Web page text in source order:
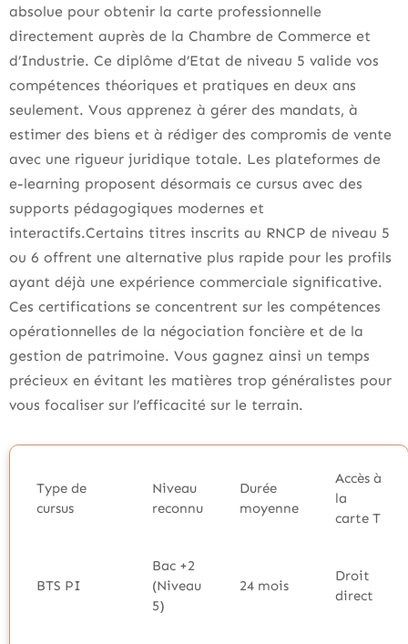
absolue pour obtenir la carte professionnelle
directement auprès de la Chambre de Commerce et
d’Industrie. Ce diplôme d’Etat de niveau 5 valide vos
compétences théoriques et pratiques en deux ans
seulement. Vous apprenez à gérer des mandats, à
estimer des biens et à rédiger des compromis de vente
avec une rigueur juridique totale. Les plateformes de
e-learning proposent désormais ce cursus avec des
supports pédagogiques modernes et
interactifs.Certains titres inscrits au RNCP de niveau 5
ou 6 offrent une alternative plus rapide pour les profils
ayant déjà une expérience commerciale significative.
Ces certifications se concentrent sur les compétences
opérationnelles de la négociation foncière et de la
gestion de patrimoine. Vous gagnez ainsi un temps
précieux en évitant les matières trop généralistes pour
vous focaliser sur l’efficacité sur le terrain.
Type de
cursus
Niveau
reconnu
Durée
moyenne
Accès à
la
carte T
BTS PI
Bac +2
(Niveau
5)
24 mois
Droit
direct